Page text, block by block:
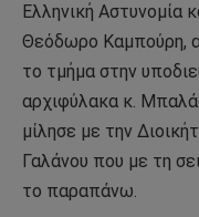
Ελληνική Αστυνομία
Θεόδωρο Καμπούρη,
το τμήμα στην
αρχιφύλακα κ.
μίλησε με την
Γαλάνου που με τη
το παραπάνω.